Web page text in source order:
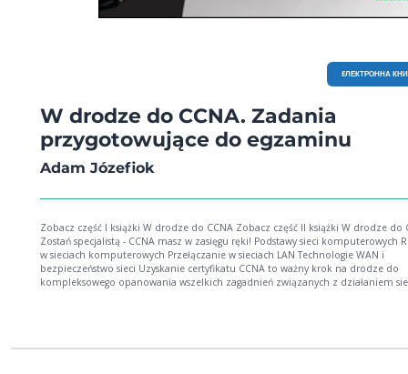
EЛЕКТРОННА
W drodze do CCNA. Zadania
przygotowujące do egzaminu
Adam Józefiok
Zobacz część I książki W drodze do CCNA Zobacz część II książki W drodze do
Zostań specjalistą - CCNA masz w zasięgu ręki! Podstawy sieci komputerowych
w sieciach komputerowych Przełączanie w sieciach LAN Technologie WAN i
bezpieczeństwo sieci Uzyskanie certyfikatu CCNA to ważny krok na drodze do
kompleksowego opanowania wszelkich zagadnień związanych z działaniem
obieg informacji, pozwalają szybko się porozumiewać i przesyłać dokumenty.